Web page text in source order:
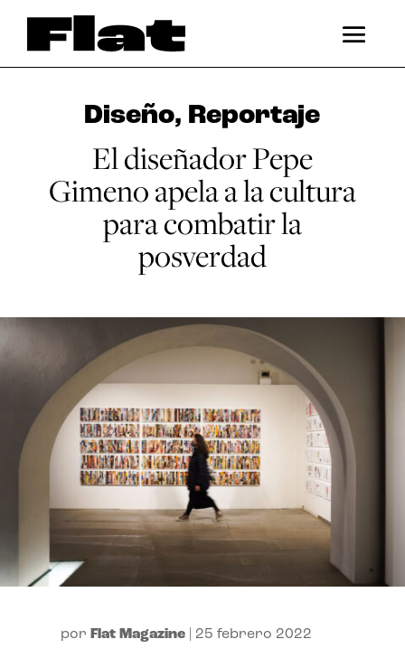
Diseño, Reportaje
El diseñador Pepe
Gimeno apela a la cultura
para combatir la
posverdad
por Flat Magazine 25 febrero 2022